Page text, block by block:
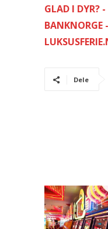
GLAD I
Dele